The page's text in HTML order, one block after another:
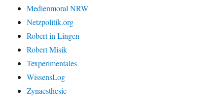
Medienmoral NRW
Netzpolitik.org
Robert in Lingen
Robert Misik
Texperimentales
WissensLog
Zynaesthesie